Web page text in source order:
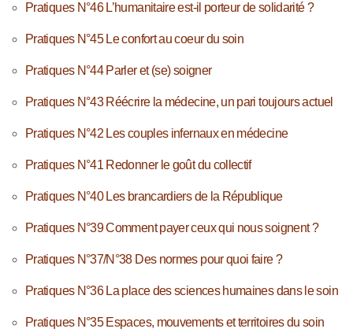
Pratiques N°46 L’humanitaire est-il porteur de solidarité ?
Pratiques N°45 Le confort au coeur du soin
Pratiques N°44 Parler et (se) soigner
Pratiques N°43 Réécrire la médecine, un pari toujours actuel
Pratiques N°42 Les couples infernaux en médecine
Pratiques N°41 Redonner le goût du collectif
Pratiques N°40 Les brancardiers de la République
Pratiques N°39 Comment payer ceux qui nous soignent ?
Pratiques N°37/N°38 Des normes pour quoi faire ?
Pratiques N°36 La place des sciences humaines dans le soin
Pratiques N°35 Espaces, mouvements et territoires du soin